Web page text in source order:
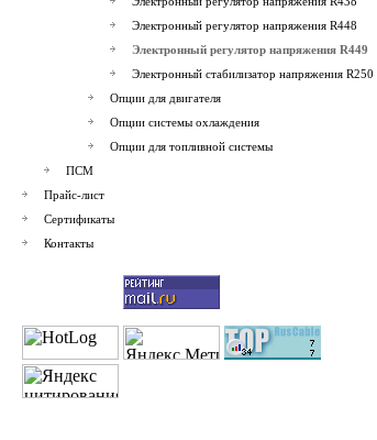
Электронный регулятор напряжения R448
Электронный регулятор напряжения R449
Электронный стабилизатор напряжения R250
Опции для двигателя
Опции системы охлаждения
Опции для топливной системы
ПСМ
Прайс-лист
Сертификаты
Контакты